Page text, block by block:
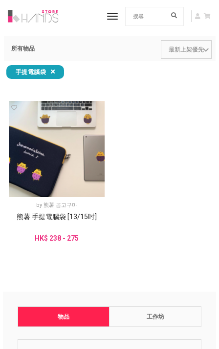
toggle navigation
物品 工作坊
所有物品
手提電腦袋
by 熊薯 곰고구마
熊薯 手提電腦袋 [13/15吋]
HK$ 238 - 275